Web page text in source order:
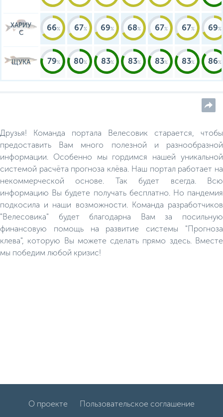
ХАРИУ
С
66 67 69 68 67 67 69
ЩУКА 79 80 83 83 83 83 86
Друзья! Команда портала Велесовик старается, чтобы
предоставить Вам много полезной и разнообразной
информации. Особенно мы гордимся нашей уникальной
системой расчёта прогноза клёва. Наш портал работает на
некоммерческой основе. Так будет всегда. Всю
информацию Вы будете получать бесплатно. Но пандемия
подкосила и наши возможности. Команда разработчиков
"Велесовика" будет благодарна Вам за посильную
финансовую помощь на развитие системы "Прогноза
клева", которую Вы можете сделать прямо здесь. Вместе
мы победим любой кризис!
О проекте Пользовательское соглашение